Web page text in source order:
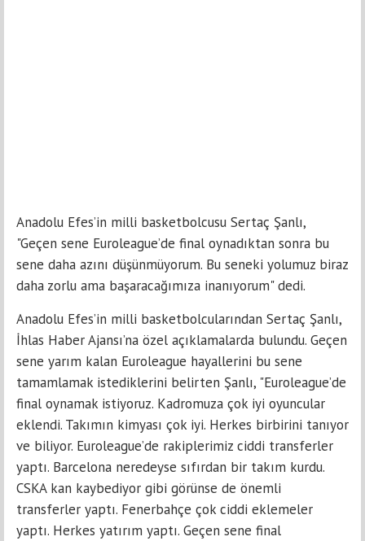
Anadolu Efes’in milli basketbolcusu Sertaç Şanlı,
"Geçen sene Euroleague’de final oynadıktan sonra bu
sene daha azını düşünmüyorum. Bu seneki yolumuz biraz
daha zorlu ama başaracağımıza inanıyorum" dedi.
Anadolu Efes’in milli basketbolcularından Sertaç Şanlı,
İhlas Haber Ajansı’na özel açıklamalarda bulundu. Geçen
sene yarım kalan Euroleague hayallerini bu sene
tamamlamak istediklerini belirten Şanlı, "Euroleague’de
final oynamak istiyoruz. Kadromuza çok iyi oyuncular
eklendi. Takımın kimyası çok iyi. Herkes birbirini tanıyor
ve biliyor. Euroleague’de rakiplerimiz ciddi transferler
yaptı. Barcelona neredeyse sıfırdan bir takım kurdu.
CSKA kan kaybediyor gibi görünse de önemli
transferler yaptı. Fenerbahçe çok ciddi eklemeler
yaptı. Herkes yatırım yaptı. Geçen sene final